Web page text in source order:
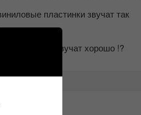
пластинки звучат так
пластинки звучат хорошо !?